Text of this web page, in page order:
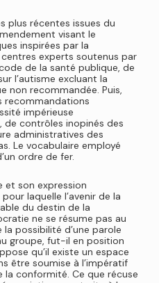
plus récentes issues du
visant le
inspirées par la
experts soutenus par
de la santé publique, de
l’autisme excluant la
non recommandée. Puis,
recommandations
impérieuse
de contrôles inopinés des
administratives des
Le vocabulaire employé
ordre de fer.
et son expression
laquelle l’avenir de la
du destin de la
ne se résume pas au
possibilité d’une parole
groupe, fut-il en position
qu’il existe un espace
être soumise à l’impératif
conformité. Ce que récuse